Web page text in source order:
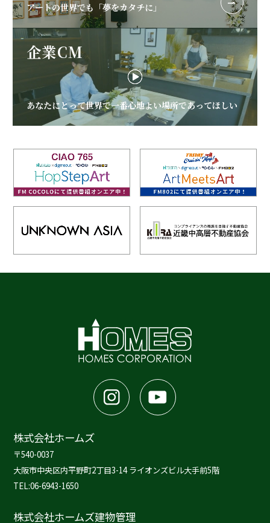
アートの世界でも「夢をカタチに」
企業CM
あなたにとって世界で一番心地よい場所であってほしい
株式会社ホームズ
〒540-0037
大阪市中央区内平野町2丁目3-14 ライオンズビル大手前5階
TEL:06-6943-1650
株式会社ホームズ建物管理